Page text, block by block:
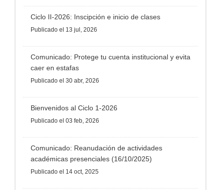
Ciclo II-2026: Inscipción e inicio de clases
Publicado el 13 jul, 2026
Comunicado: Protege tu cuenta institucional y evita
caer en estafas
Publicado el 30 abr, 2026
Bienvenidos al Ciclo 1-2026
Publicado el 03 feb, 2026
Comunicado: Reanudación de actividades
académicas presenciales (16/10/2025)
Publicado el 14 oct, 2025